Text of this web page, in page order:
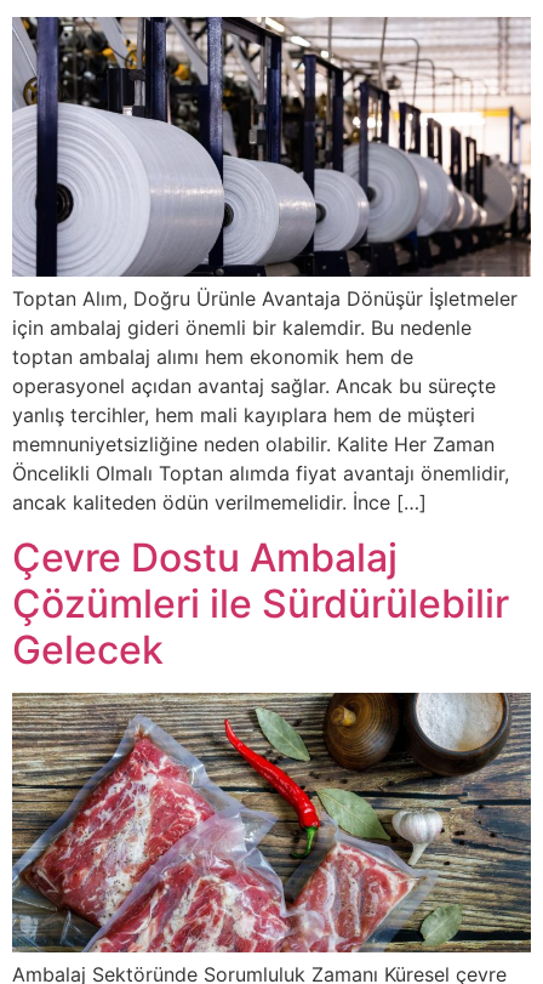
Toptan Alım, Doğru Ürünle Avantaja Dönüşür İşletmeler
için ambalaj gideri önemli bir kalemdir. Bu nedenle
toptan ambalaj alımı hem ekonomik hem de
operasyonel açıdan avantaj sağlar. Ancak bu süreçte
yanlış tercihler, hem mali kayıplara hem de müşteri
memnuniyetsizliğine neden olabilir. Kalite Her Zaman
Öncelikli Olmalı Toptan alımda fiyat avantajı önemlidir,
ancak kaliteden ödün verilmemelidir. İnce […]
Çevre Dostu Ambalaj
Çözümleri ile Sürdürülebilir
Gelecek
Ambalaj Sektöründe Sorumluluk Zamanı Küresel çevre